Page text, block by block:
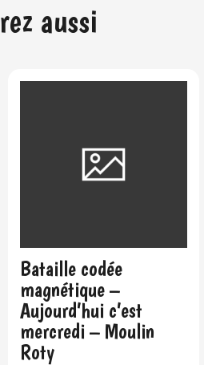
aussi
Bataille codée
magnétique –
Aujourd’hui c’est
mercredi – Moulin
Roty